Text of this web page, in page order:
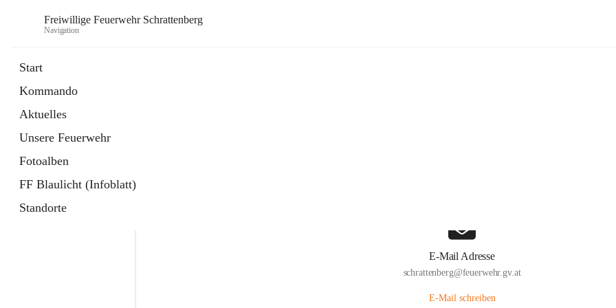
Freiwillige Feuerwehr Schrattenberg
Navigation
Start
Kommando
Aktuelles
Unsere Feuerwehr
Fotoalben
FF Blaulicht (Infoblatt)
Standorte
E-Mail Adresse
schrattenberg@feuerwehr.gv.at
E-Mail schreiben